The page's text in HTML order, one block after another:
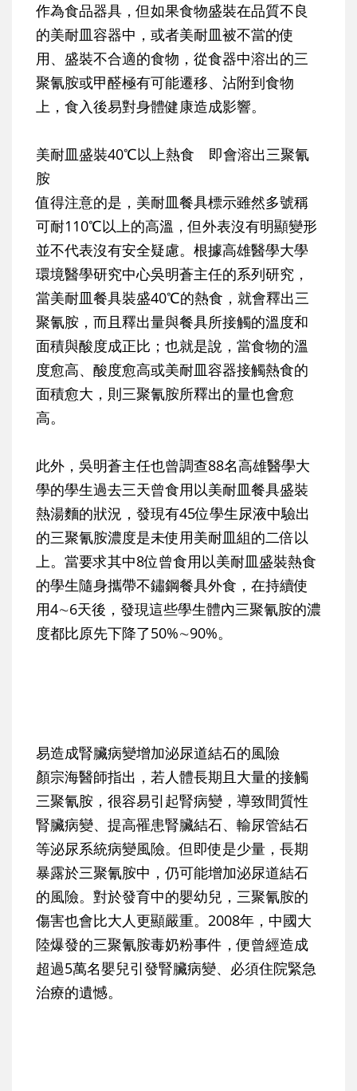
作為食品器具，但如果食物盛裝在品質不良
的美耐皿容器中，或者美耐皿被不當的使
用、盛裝不合適的食物，從食器中溶出的三
聚氰胺或甲醛極有可能遷移、沾附到食物
上，食入後易對身體健康造成影響。
美耐皿盛裝40℃以上熱食 即會溶出三聚氰
胺
值得注意的是，美耐皿餐具標示雖然多號稱
可耐110℃以上的高溫，但外表沒有明顯變形
並不代表沒有安全疑慮。根據高雄醫學大學
環境醫學研究中心吳明蒼主任的系列研究，
當美耐皿餐具裝盛40℃的熱食，就會釋出三
聚氰胺，而且釋出量與餐具所接觸的溫度和
面積與酸度成正比；也就是說，當食物的溫
度愈高、酸度愈高或美耐皿容器接觸熱食的
面積愈大，則三聚氰胺所釋出的量也會愈
高。
此外，吳明蒼主任也曾調查88名高雄醫學大
學的學生過去三天曾食用以美耐皿餐具盛裝
熱湯麵的狀況，發現有45位學生尿液中驗出
的三聚氰胺濃度是未使用美耐皿組的二倍以
上。當要求其中8位曾食用以美耐皿盛裝熱食
的學生隨身攜帶不鏽鋼餐具外食，在持續使
用4∼6天後，發現這些學生體內三聚氰胺的濃
度都比原先下降了50%∼90%。
易造成腎臟病變增加泌尿道結石的風險
顏宗海醫師指出，若人體長期且大量的接觸
三聚氰胺，很容易引起腎病變，導致間質性
腎臟病變、提高罹患腎臟結石、輸尿管結石
等泌尿系統病變風險。但即使是少量，長期
暴露於三聚氰胺中，仍可能增加泌尿道結石
的風險。對於發育中的嬰幼兒，三聚氰胺的
傷害也會比大人更顯嚴重。2008年，中國大
陸爆發的三聚氰胺毒奶粉事件，便曾經造成
超過5萬名嬰兒引發腎臟病變、必須住院緊急
治療的遺憾。